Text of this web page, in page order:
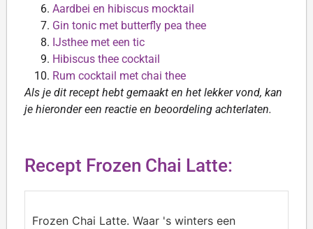
Aardbei en hibiscus mocktail
Gin tonic met butterfly pea thee
IJsthee met een tic
Hibiscus thee cocktail
Rum cocktail met chai thee
Als je dit recept hebt gemaakt en het lekker vond, kan
je hieronder een reactie en beoordeling achterlaten.
Recept Frozen Chai Latte:
Frozen Chai Latte. Waar 's winters een